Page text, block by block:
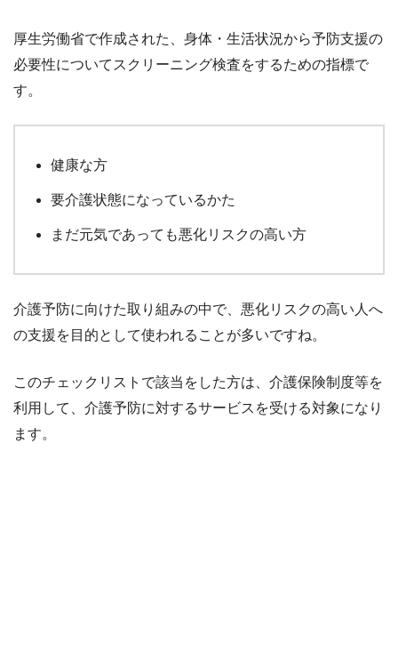
厚生労働省で作成された、身体・生活状況から予防支援の
必要性についてスクリーニング検査をするための指標で
す。
健康な方
要介護状態になっているかた
まだ元気であっても悪化リスクの高い方
介護予防に向けた取り組みの中で、悪化リスクの高い人へ
の支援を目的として使われることが多いですね。
このチェックリストで該当をした方は、介護保険制度等を
利用して、介護予防に対するサービスを受ける対象になり
ます。